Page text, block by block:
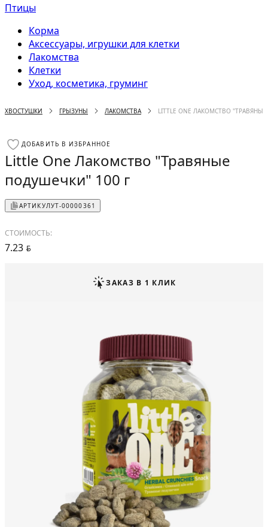
Птицы
Корма
Аксессуары, игрушки для клетки
Лакомства
Клетки
Уход, косметика, груминг
ХВОСТУШКИ ГРЫЗУНЫ ЛАКОМСТВА LITTLE ONE ЛАКОМСТВО
ДОБАВИТЬ В ИЗБРАННОЕ
Little One Лакомство "Травяные
подушечки" 100 г
АРТИКУЛУТ-00000361
СТОИМОСТЬ:
7.23 BYN
ЗАКАЗ В 1 КЛИК